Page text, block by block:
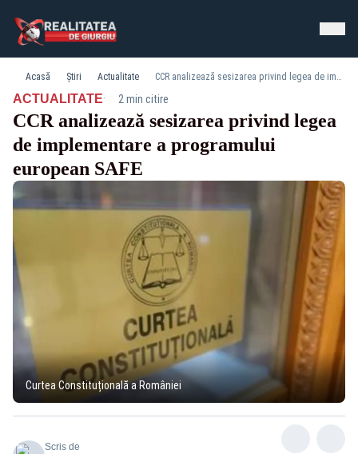
Acasă Știri Actualitate CCR analizează sesizarea privind legea de implementare a programului european SAFE
ACTUALITATE· 2 min citire
CCR analizează sesizarea privind legea
de implementare a programului
european SAFE
Curtea Constituțională a României
Scris de